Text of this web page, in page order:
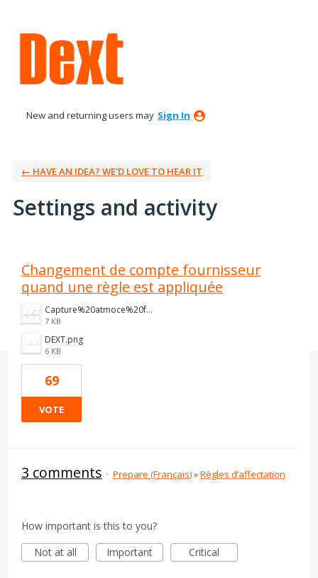
New and returning users may Sign In
← HAVE AN IDEA? WE’D LOVE TO HEAR IT
Settings and activity
Changement de compte fournisseur
quand une règle est appliquée
Capture%20atmoce%20fact%20cli.PNG
7 KB
DEXT.png
6 KB
69
VOTE
3 comments · Prepare (Français)»Règles d’affectation
How important is this to you?
Not at all
Important Critical